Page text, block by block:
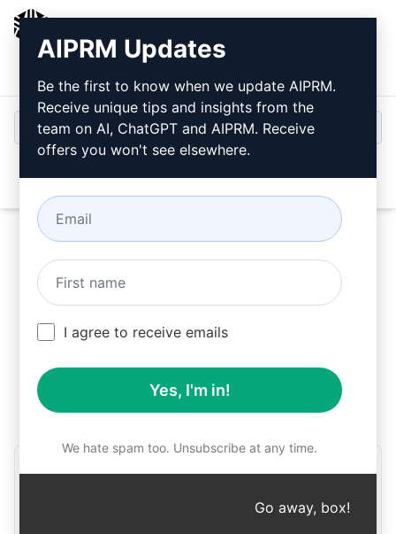
Giriş
BuClaude İstemini
Şimdi
Deneyin
Adım 1: AIPRM'yi ücretsiz indirin
Google Chrome için AIPRM
AIPRM Updates
Be the first to know when we update AIPRM.
Receive unique tips and insights from the
team on AI, ChatGPT and AIPRM. Receive
offers you won't see elsewhere.
I agree to receive emails
Yes, I'm in!
We hate spam too. Unsubscribe at any time.
Go away, box!